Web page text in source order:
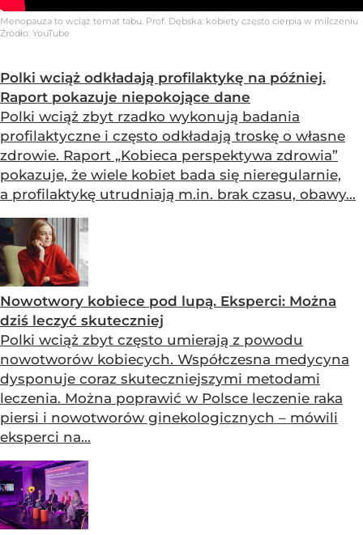
Menopauza to wciąż temat tabu. Prof. Dębska: kobiety często cierpią w milczeniu
Źródło: YouTube
Polki wciąż odkładają profilaktykę na później.
Raport pokazuje niepokojące dane
Polki wciąż zbyt rzadko wykonują badania
profilaktyczne i często odkładają troskę o własne
zdrowie. Raport „Kobieca perspektywa zdrowia”
pokazuje, że wiele kobiet bada się nieregularnie,
a profilaktykę utrudniają m.in. brak czasu, obawy...
Nowotwory kobiece pod lupą. Eksperci: Można
dziś leczyć skuteczniej
Polki wciąż zbyt często umierają z powodu
nowotworów kobiecych. Współczesna medycyna
dysponuje coraz skuteczniejszymi metodami
leczenia. Można poprawić w Polsce leczenie raka
piersi i nowotworów ginekologicznych – mówili
eksperci na...